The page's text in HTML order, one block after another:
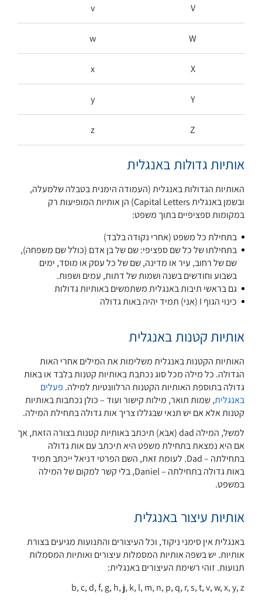
V
v
W
w
X
x
Y
y
Z
z
אותיות גדולות באנגלית
האותיות הגדולות באנגלית (העמודה הימנית בטבלה שלמעלה,
ובשמן באנגלית Capital Letters) הן אותיות המופיעות רק
במקומות ספציפיים בתוך משפט:
בתחילת כל משפט (אחרי נקודה בלבד)
בתחילתו של כל שם ספציפי: שם של בן אדם (כולל שם משפחה),
שם של רחוב, עיר או מדינה, שם של כל עסק או מוסד, ימים
בשבוע וחודשים בשנה ושמות של דתות, עמים ושפות.
גם בראשי תיבות באנגלית משתמשים באותיות גדולות
כינוי הגוף I (אני) תמיד יהיה באות גדולה
אותיות קטנות באנגלית
האותיות הקטנות באנגלית משלימות את המילים אחרי האות
הגדולה. כל מילה מכל סוג נכתבת באותיות קטנות בלבד או באות
גדולה בתוספת האותיות הקטנות הרלוונטיות למילה. פעלים
באנגלית, שמות תואר, מילות קישור ועוד – כולן נכתבות באותיות
קטנות אלא אם יש תנאי שבגללו צריך אות גדולה בתחילת המילה.
למשל, המילה dad (אבא) תיכתב באותיות קטנות בצורה הזאת, אך
אם היא נמצאת בתחילת משפט היא תיכתב עם אות גדולה
בתחילתה – Dad. לעומת זאת, השם הפרטי דניאל ייכתב תמיד
באות גדולה בתחילתה – Daniel, בלי קשר למקום של המילה
במשפט.
אותיות עיצור באנגלית
באנגלית אין סימני ניקוד, וכל העיצורים והתנועות מגיעים בצורת
אותיות. יש בשפה אותיות המסמלות עיצורים ואותיות המסמלות
תנועות. זוהי רשימת העיצורים באנגלית:
b, c, d, f, g, h, j, k, l, m, n, p, q, r, s, t, v, w, x, y, z